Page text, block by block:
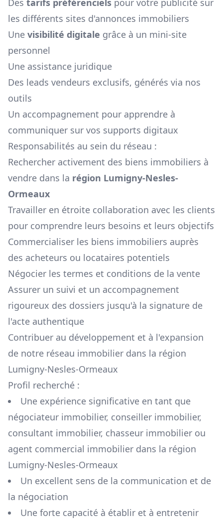
Des tarifs préférenciels pour votre publicité sur
les différents sites d'annonces immobiliers
Une visibilité digitale grâce à un mini-site
personnel
Une assistance juridique
Des leads vendeurs exclusifs, générés via nos
outils
Un accompagnement pour apprendre à
communiquer sur vos supports digitaux
Responsabilités au sein du réseau :
Rechercher activement des biens immobiliers à
vendre dans la région Lumigny-Nesles-
Ormeaux
Travailler en étroite collaboration avec les clients
pour comprendre leurs besoins et leurs objectifs
Commercialiser les biens immobiliers auprès
des acheteurs ou locataires potentiels
Négocier les termes et conditions de la vente
Assurer un suivi et un accompagnement
rigoureux des dossiers jusqu'à la signature de
l'acte authentique
Contribuer au développement et à l'expansion
de notre réseau immobilier dans la région
Lumigny-Nesles-Ormeaux
Profil recherché :
Une expérience significative en tant que
négociateur immobilier, conseiller immobilier,
consultant immobilier, chasseur immobilier ou
agent commercial immobilier dans la région
Lumigny-Nesles-Ormeaux
Un excellent sens de la communication et de
la négociation
Une forte capacité à établir et à entretenir